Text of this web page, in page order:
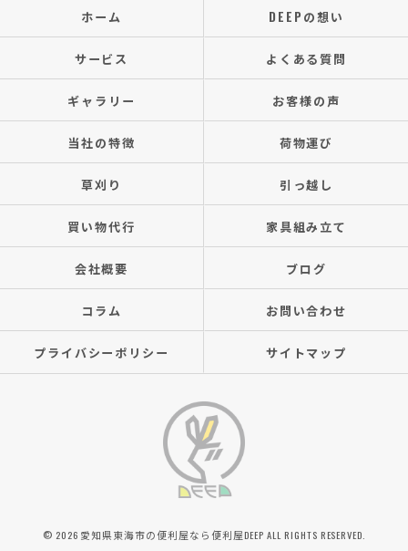
ホーム DEEPの想い
サービス よくある質問
ギャラリー お客様の声
当社の特徴 荷物運び
草刈り 引っ越し
買い物代行 家具組み立て
会社概要 ブログ
コラム お問い合わせ
プライバシーポリシー サイトマップ
© 2026 愛知県東海市の便利屋なら便利屋DEEP ALL RIGHTS RESERVED.